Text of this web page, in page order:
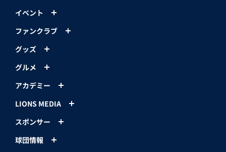
イベント
ファンクラブ
グッズ
グルメ
アカデミー
LIONS MEDIA
スポンサー
球団情報